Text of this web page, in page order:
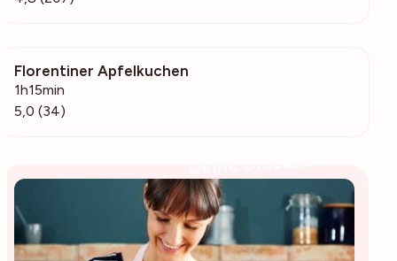
Florentiner Apfelkuchen
1h15min
5,0 (34)